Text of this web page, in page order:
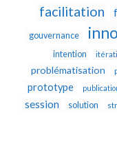
facilitation
gouvernance
intention
problématisation
prototype
session solution